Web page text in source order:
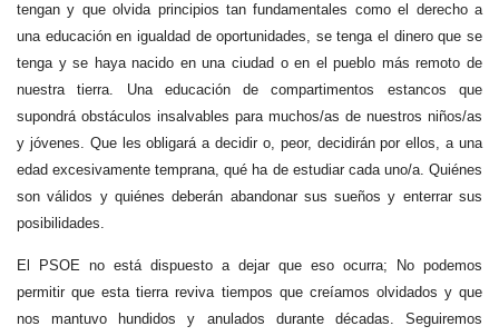
tengan y que olvida principios tan fundamentales como el derecho a
una educación en igualdad de oportunidades, se tenga el dinero que se
tenga y se haya nacido en una ciudad o en el pueblo más remoto de
nuestra tierra. Una educación de compartimentos estancos que
supondrá obstáculos insalvables para muchos/as de nuestros niños/as
y jóvenes. Que les obligará a decidir o, peor, decidirán por ellos, a una
edad excesivamente temprana, qué ha de estudiar cada uno/a. Quiénes
son válidos y quiénes deberán abandonar sus sueños y enterrar sus
posibilidades.
El PSOE no está dispuesto a dejar que eso ocurra; No podemos
permitir que esta tierra reviva tiempos que creíamos olvidados y que
nos mantuvo hundidos y anulados durante décadas. Seguiremos